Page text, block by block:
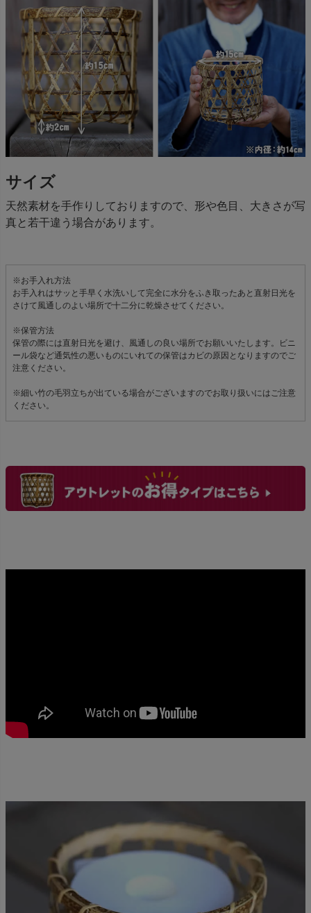
サイズ
天然素材を手作りしておりますので、形や色目、大きさが写
真と若干違う場合があります。
※お手入れ方法
お手入れはサッと手早く水洗いして完全に水分をふき取ったあと直射日光を
さけて風通しのよい場所で十二分に乾燥させてください。
※保管方法
保管の際には直射日光を避け、風通しの良い場所でお願いいたします。ビニ
ール袋など通気性の悪いものにいれての保管はカビの原因となりますのでご
注意ください。
※細い竹の毛羽立ちが出ている場合がございますのでお取り扱いにはご注意
ください。